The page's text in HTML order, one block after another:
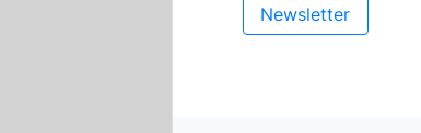
Newsletter